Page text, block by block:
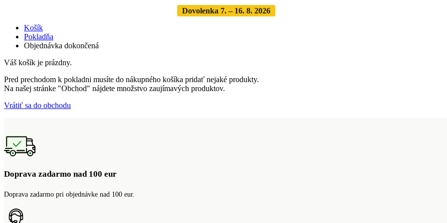
Dovolenka 7. – 16. 8. 2026
Košík
Pokladňa
Objednávka dokončená
Váš košík je prázdny.
Pred prechodom k pokladni musíte do nákupného košíka pridať nejaké produkty.
Na našej stránke "Obchod" nájdete množstvo zaujímavých produktov.
Vrátiť sa do obchodu
Doprava zadarmo nad 100 eur
Doprava zadarmo pri objednávke nad 100 eur.